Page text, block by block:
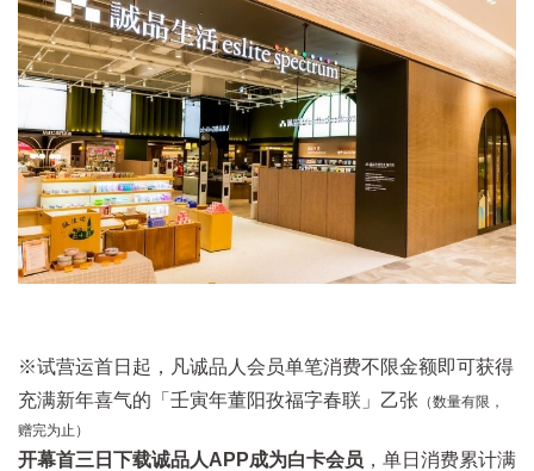
※试营运首日起，凡诚品人会员单笔消费不限金额即可获得
充满新年喜气的「壬寅年董阳孜福字春联」乙张 （数量有限，
赠完为止）
开幕首三日下载诚品人APP成为白卡会员 ，单日消费累计满